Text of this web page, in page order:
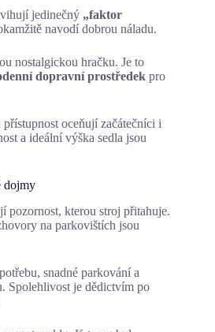
jedinečný „faktor
navodí dobrou náladu.
nostalgickou hračku. Je to
dopravní prostředek pro
oceňují začátečníci i
a ideální výška sedla jsou
dojmy
pozornost, kterou stroj přitahuje.
na parkovištích jsou
snadné parkování a
Spolehlivost je dědictvím po